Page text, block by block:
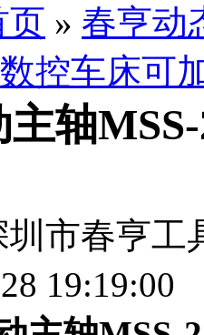
页 » 春亨动
控车床可
主轴
市春亨工
19:19:00